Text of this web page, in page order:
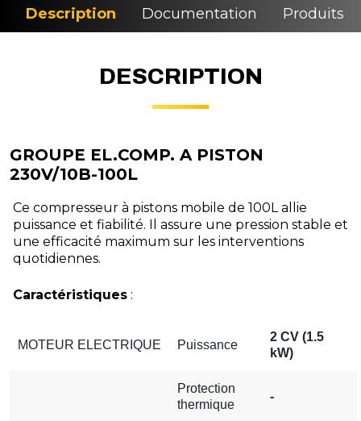
Description Documentation Produits
DESCRIPTION
GROUPE EL.COMP. A PISTON
230V/10B-100L
Ce compresseur à pistons mobile de 100L allie
puissance et fiabilité. Il assure une pression stable et
une efficacité maximum sur les interventions
quotidiennes.
Caractéristiques :
MOTEUR ELECTRIQUE Puissance
2 CV (1.5
kW)
Protection
thermique
-